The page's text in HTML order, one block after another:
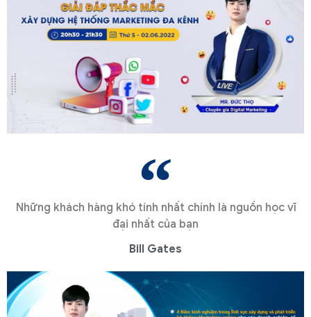
Những khách hàng khó tính nhất chính là nguồn học vĩ
đại nhất của bạn
Bill Gates